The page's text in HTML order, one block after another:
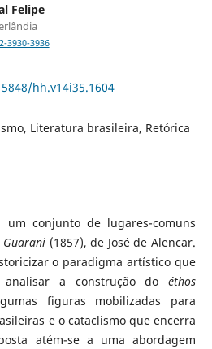
Felipe
3930-3936
hh.v14i35.1604
Literatura brasileira, Retórica
um conjunto de lugares-comuns
Guarani (1857), de José de Alencar.
o paradigma artístico que
analisar a construção doéthos
figuras mobilizadas para
e o cataclismo que encerra
atém-se a uma abordagem